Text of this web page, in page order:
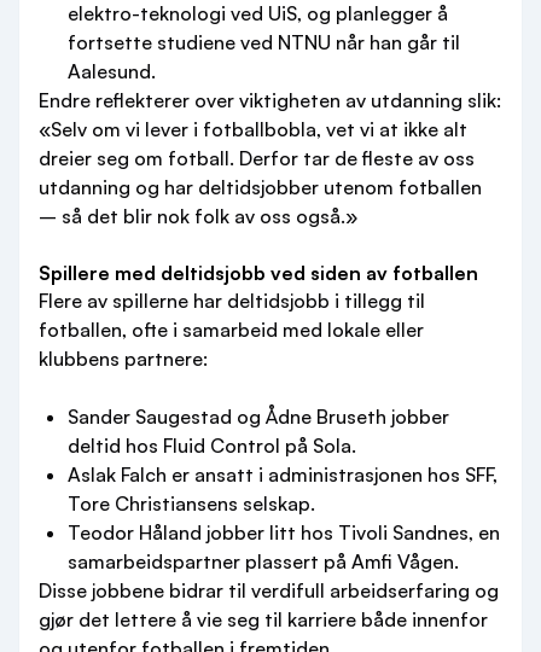
elektro-teknologi ved UiS, og planlegger å
fortsette studiene ved NTNU når han går til
Aalesund.
Endre reflekterer over viktigheten av utdanning slik:
«Selv om vi lever i fotballbobla, vet vi at ikke alt
dreier seg om fotball. Derfor tar de fleste av oss
utdanning og har deltidsjobber utenom fotballen
– så det blir nok folk av oss også.»
Spillere med deltidsjobb ved siden av fotballen
Flere av spillerne har deltidsjobb i tillegg til
fotballen, ofte i samarbeid med lokale eller
klubbens partnere:
Sander Saugestad og Ådne Bruseth jobber
deltid hos Fluid Control på Sola.
Aslak Falch er ansatt i administrasjonen hos SFF,
Tore Christiansens selskap.
Teodor Håland jobber litt hos Tivoli Sandnes, en
samarbeidspartner plassert på Amfi Vågen.
Disse jobbene bidrar til verdifull arbeidserfaring og
gjør det lettere å vie seg til karriere både innenfor